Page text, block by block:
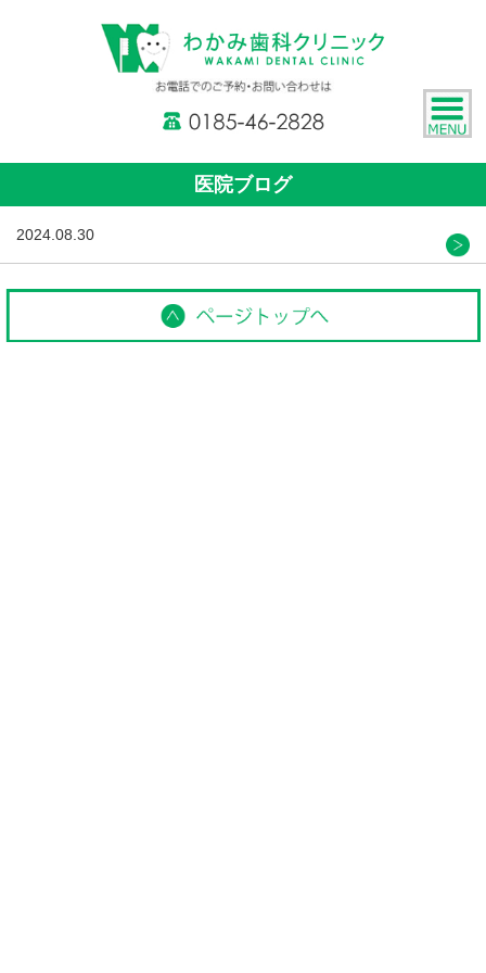
医院ブログ
2024.08.30